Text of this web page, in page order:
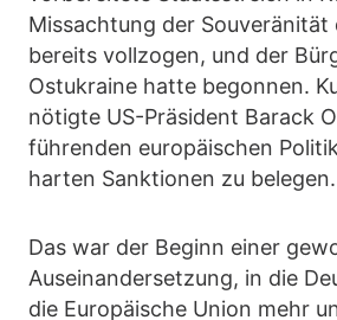
Missachtung der Souveränität
bereits vollzogen, und der
Ostukraine hatte begonnen.
nötigte US-Präsident Barack
führenden europäischen
harten Sanktionen zu belegen.
Das war der Beginn einer
Auseinandersetzung, in die
die Europäische Union mehr